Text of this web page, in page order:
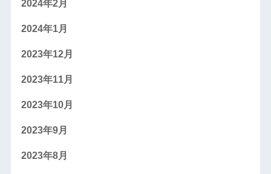
2024年2月
2024年1月
2023年12月
2023年11月
2023年10月
2023年9月
2023年8月